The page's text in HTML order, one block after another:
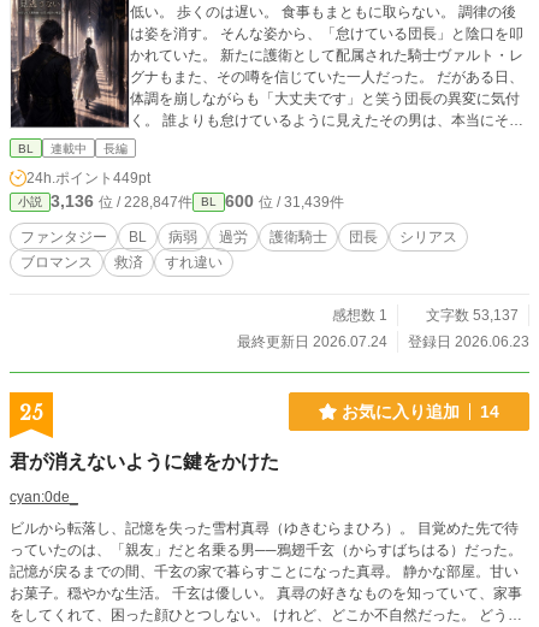
低い。 歩くのは遅い。 食事もまともに取らない。 調律の後
は姿を消す。 そんな姿から、「怠けている団長」と陰口を叩
かれていた。 新たに護衛として配属された騎士ヴァルト・レ
グナもまた、その噂を信じていた一人だった。 だがある日、
体調を崩しながらも「大丈夫です」と笑う団長の異変に気付
く。 誰よりも怠けているように見えたその男は、本当にそう
なのか。 侮っていた団長の嘘を追ううちに、ヴァルトは王立
BL 連載中 長編
24h.ポイント 449pt
小説 3,136 位 / 228,847件 BL 600 位 / 31,439件
ファンタジー BL 病弱 過労 護衛騎士 団長
シリアス
ブロマンス
救済 すれ違い
感想数 1
文字数 53,137
最終更新日 2026.07.24
登録日 2026.06.23
25 お気に入り追加 14
君が消えないように鍵をかけた
cyan:0de_
ビルから転落し、記憶を失った雪村真尋（ゆきむらまひろ）。 目覚めた先で待
っていたのは、「親友」だと名乗る男──鴉翅千玄（からすばちはる）だった。
記憶が戻るまでの間、千玄の家で暮らすことになった真尋。 静かな部屋。甘い
お菓子。穏やかな生活。 千玄は優しい。 真尋の好きなものを知っていて、家事
をしてくれて、困った顔ひとつしない。 けれど、どこか不自然だった。 どうし